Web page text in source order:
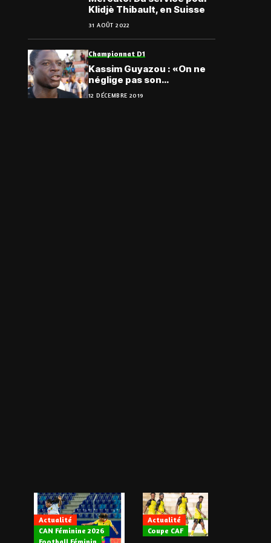
Klidjè Thibault, en Suisse
31 AOÛT 2022
Championnat D1
Kassim Guyazou : «On ne
néglige pas son
adversaire…»
12 DÉCEMBRE 2019
Actualité
CAN Féminine 2026
Actualité
Coupe CAF